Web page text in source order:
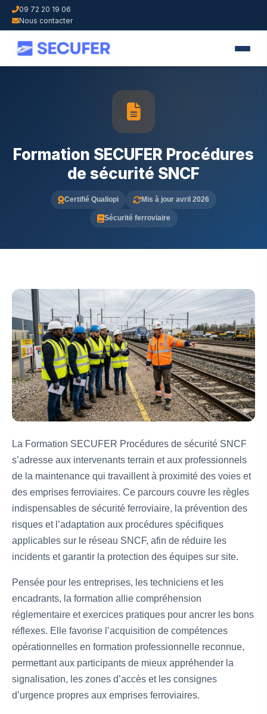
09 72 20 19 06
Nous contacter
Formation SECUFER Procédures
de sécurité SNCF
Certifié Qualiopi Mis à jour avril 2026
Sécurité ferroviaire
La Formation SECUFER Procédures de sécurité SNCF
s’adresse aux intervenants terrain et aux professionnels
de la maintenance qui travaillent à proximité des voies et
des emprises ferroviaires. Ce parcours couvre les règles
indispensables de sécurité ferroviaire, la prévention des
risques et l’adaptation aux procédures spécifiques
applicables sur le réseau SNCF, afin de réduire les
incidents et garantir la protection des équipes sur site.
Pensée pour les entreprises, les techniciens et les
encadrants, la formation allie compréhension
réglementaire et exercices pratiques pour ancrer les bons
réflexes. Elle favorise l’acquisition de compétences
opérationnelles en formation professionnelle reconnue,
permettant aux participants de mieux appréhender la
signalisation, les zones d’accès et les consignes
d’urgence propres aux emprises ferroviaires.